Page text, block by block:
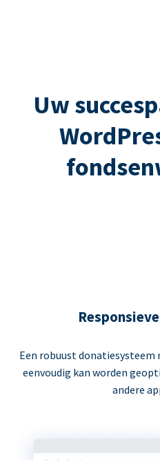
Uw
Een robuust
eenvoudig kan worden
andere